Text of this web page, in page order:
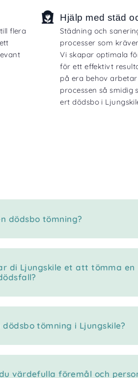
flera
Hjälp med städ
Städning och
processer som
Vi skapar optimala
för ett effektivt
på era behov
processen så smidig
ert dödsbo i
dödsbo tömning?
di Ljungskile et att tömma en
tömning i Ljungskile?
värdefulla föremål och